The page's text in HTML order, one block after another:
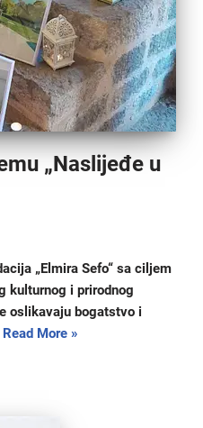
„Naslijeđe u
„Elmira Sefo“ sa ciljem
kulturnog i prirodnog
oslikavaju bogatstvo i
Read More »